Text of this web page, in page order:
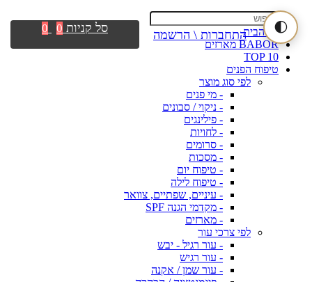
🌓דף הבית
BABOR מארזים
TOP 10
טיפוח הפנים
לפי סוג מוצר
- מי פנים
- ניקוי / סבונים
- פילינגים
- לחויות
- סרומים
- מסכות
- טיפוח יום
- טיפוח לילה
- עיניים, שפתיים, צוואר
- מקדמי הגנה SPF
- מארזים
לפי צרכי עור
- עור רגיל - יבש
- עור רגיש
- עור שמן / אקנה
התחברות \ הרשמה סל קניות 0
0